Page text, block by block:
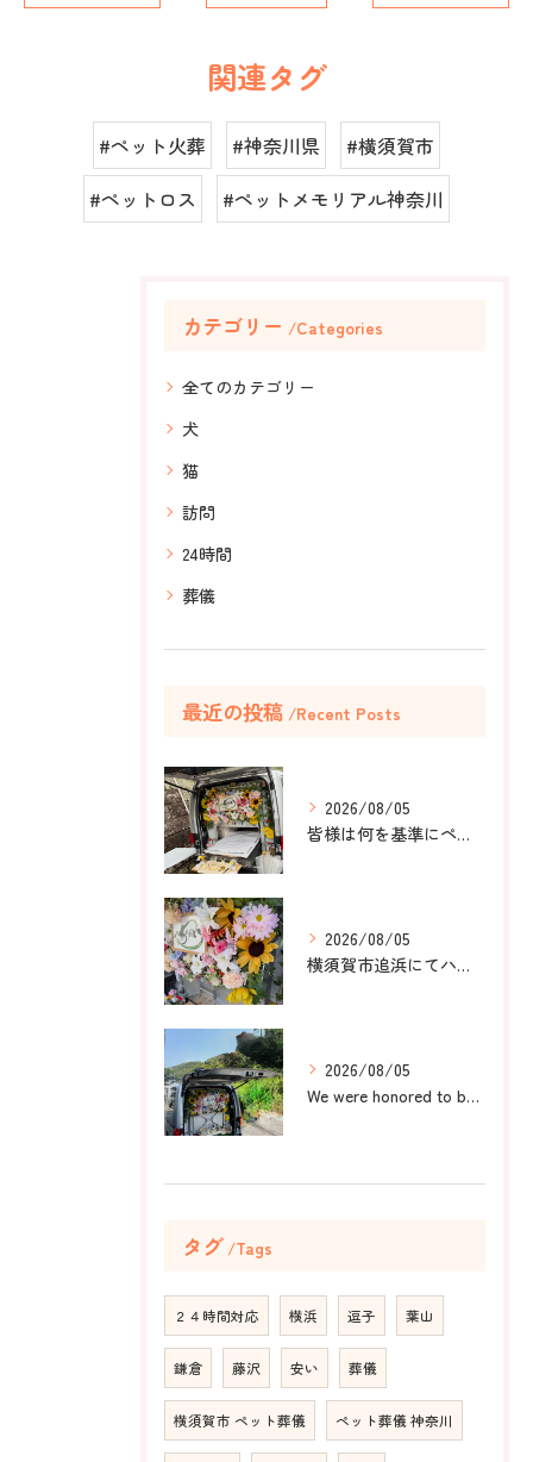
関連タグ
#ペット火葬 #神奈川県
#横須賀市
#ペットロス
#ペットメモリアル神奈川
カテゴリー Categories
全てのカテゴリー
犬
猫
訪問
24時間
葬儀
最近の投稿 Recent Posts
2026/08/05
皆様は何を基準にペット葬儀社を選びますか？
2026/08/05
横須賀市追浜にてハムスターのみかんちゃんのペット火葬のお手伝...
2026/08/05
We were honored to be by your ...
タグ Tags
２４時間対応 横浜 逗子 葉山
鎌倉 藤沢 安い 葬儀
横須賀市 ペット葬儀 ペット葬儀 神奈川